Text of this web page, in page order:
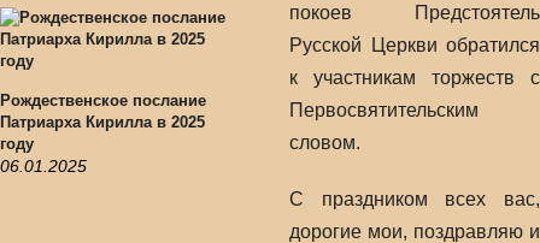
Рождественское послание
Патриарха Кирилла в 2025
году
06.01.2025
покоев Предстоятель
Русской Церкви обратился
к участникам торжеств с
Первосвятительским
словом.
С праздником всех вас,
дорогие мои, поздравляю и